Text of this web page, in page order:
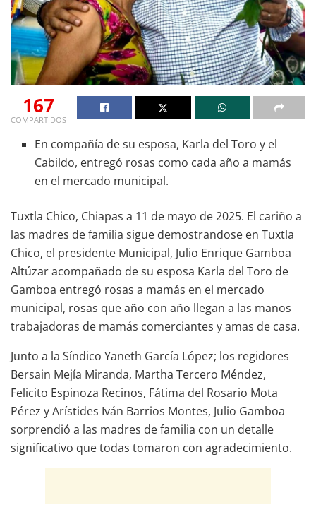
167
COMPARTIDOS
En compañía de su esposa, Karla del Toro y el
Cabildo, entregó rosas como cada año a mamás
en el mercado municipal.
Tuxtla Chico, Chiapas a 11 de mayo de 2025. El cariño a
las madres de familia sigue demostrandose en Tuxtla
Chico, el presidente Municipal, Julio Enrique Gamboa
Altúzar acompañado de su esposa Karla del Toro de
Gamboa entregó rosas a mamás en el mercado
municipal, rosas que año con año llegan a las manos
trabajadoras de mamás comerciantes y amas de casa.
Junto a la Síndico Yaneth García López; los regidores
Bersain Mejía Miranda, Martha Tercero Méndez,
Felicito Espinoza Recinos, Fátima del Rosario Mota
Pérez y Arístides Iván Barrios Montes, Julio Gamboa
sorprendió a las madres de familia con un detalle
significativo que todas tomaron con agradecimiento.